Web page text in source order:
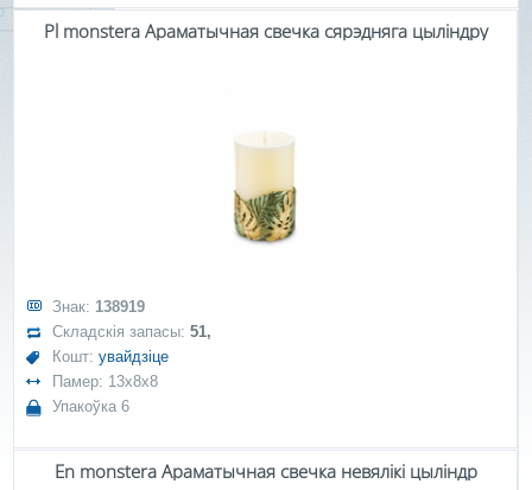
Pl monstera Араматычная свечка сярэдняга цыліндру
Знак: 138919
Складскія запасы:51,
Кошт:увайдзіце
Памер: 13x8x8
Упакоўка 6
En monstera Араматычная свечка невялікі цыліндр